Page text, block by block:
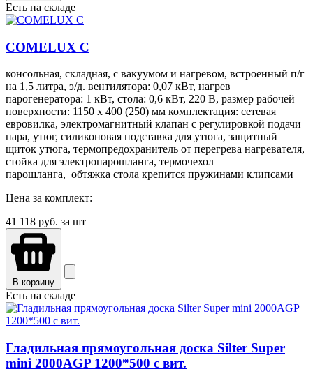
Есть на складе
COMELUX С
консольная, складная, с вакуумом и нагревом, встроенный п/г
на 1,5 литра, э/д. вентилятора: 0,07 кВт, нагрев
парогенератора: 1 кВт, стола: 0,6 кВт, 220 В, размер рабочей
поверхности: 1150 х 400 (250) мм комплектация: сетевая
евровилка, электромагнитный клапан с регулировкой подачи
пара, утюг, силиконовая подставка для утюга, защитный
щиток утюга, термопредохранитель от перегрева нагревателя,
стойка для электропарошланга, термочехол
парошланга, обтяжка стола крепится пружинами клипсами
Цена за комплект:
41 118 руб. за шт
В корзину
Есть на складе
Гладильная прямоугольная доска Silter Super
mini 2000АGP 1200*500 с вит.